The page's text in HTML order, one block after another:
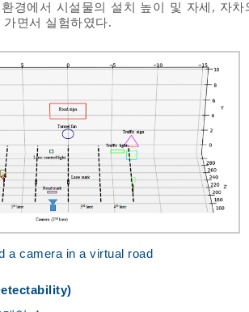
경에서 시설물의 설치 높이 및 자세, 자
면서 실험하였다.
a camera in a virtual road